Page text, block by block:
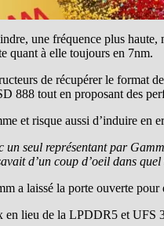
une fréquence plus
quant à elle toujours en 7nm.
de récupérer le format
888 tout en proposant des
et risque aussi d’induire en
seul représentant par
d’un coup d’oeil dans
a laissé la porte ouverte
lieu de la LPDDR5 et UFS